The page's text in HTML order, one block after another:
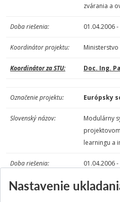
zvárania a
Doba riešenia: 01.04.2006
Koordinátor projektu: Ministerstvo
Koordinátor za STU: Doc. Ing.
Označenie projektu: Európsky
Slovenský názov:
Modulárny
learningu a
Doba riešenia: 01.04.2006
Koordinátor projektu: Ministerstvo
Nastavenie